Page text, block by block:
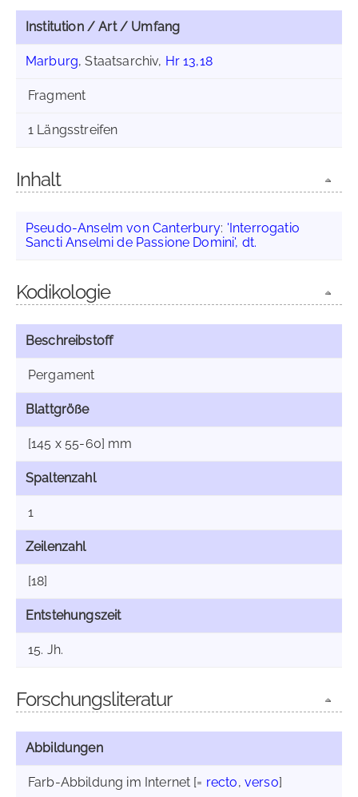
Institution / Art / Umfang
Marburg, Staatsarchiv, Hr 13,18
Fragment
1 Längsstreifen
Inhalt
Pseudo-Anselm von Canterbury: 'Interrogatio
Sancti Anselmi de Passione Domini', dt.
Kodikologie
Beschreibstoff
Pergament
Blattgröße
[145 x 55-60] mm
Spaltenzahl
1
Zeilenzahl
[18]
Entstehungszeit
15. Jh.
Forschungsliteratur
Abbildungen
Farb-Abbildung im Internet [= recto, verso]